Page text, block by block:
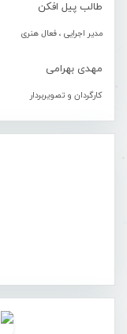
طالب پیل افکن
مدیر اجرایی ، فعال هنری
مهدی بهرامی
کارگردان و تصویربردار